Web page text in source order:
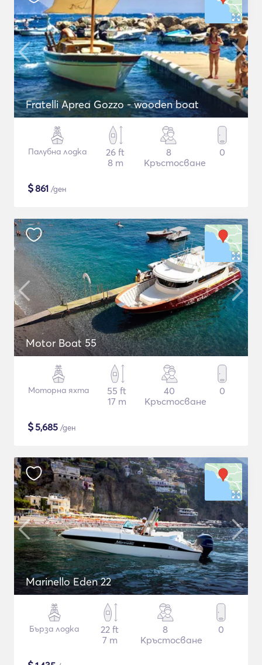
Fratelli Aprea Gozzo - wooden boat
Палубна лодка
26 ft
8 m
8
Кръстосване
0
$861 /ден
Motor Boat 55
Моторна яхта
55 ft
17 m
40
Кръстосване
0
$5,685 /ден
Marinello Eden 22
Бърза лодка
22 ft
7 m
8
Кръстосване
0